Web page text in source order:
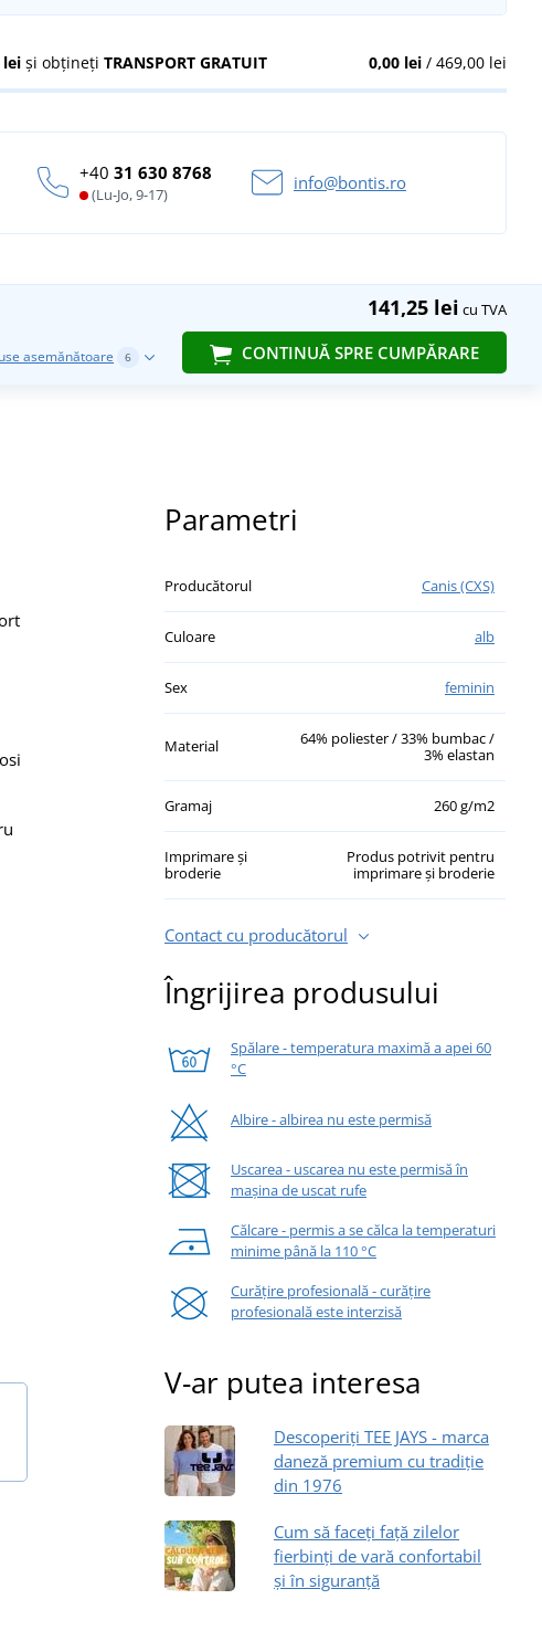
0,00 lei/ 469,00 lei
lei și obțineți TRANSPORT GRATUIT
+40 31 630 8768
(Lu-Jo, 9-17)
info@bontis.ro
141,25 lei cu TVA
CONTINUĂ SPRE CUMPĂRARE
asemănătoare 6
Parametri
Producătorul Canis (CXS)
Culoare alb
Sex feminin
Material
64% poliester / 33% bumbac /
3% elastan
Gramaj 260 g/m2
Imprimare și
broderie
Produs potrivit pentru
imprimare și broderie
Contact cu producătorul
Îngrijirea produsului
Spălare - temperatura maximă a apei 60
°C
Albire - albirea nu este permisă
Uscarea - uscarea nu este permisă în
mașina de uscat rufe
Călcare - permis a se călca la temperaturi
minime până la 110 °C
Curățire profesională - curățire
profesională este interzisă
V-ar putea interesa
Descoperiți TEE JAYS - marca
daneză premium cu tradiție
din 1976
Cum să faceți față zilelor
fierbinți de vară confortabil
și în siguranță